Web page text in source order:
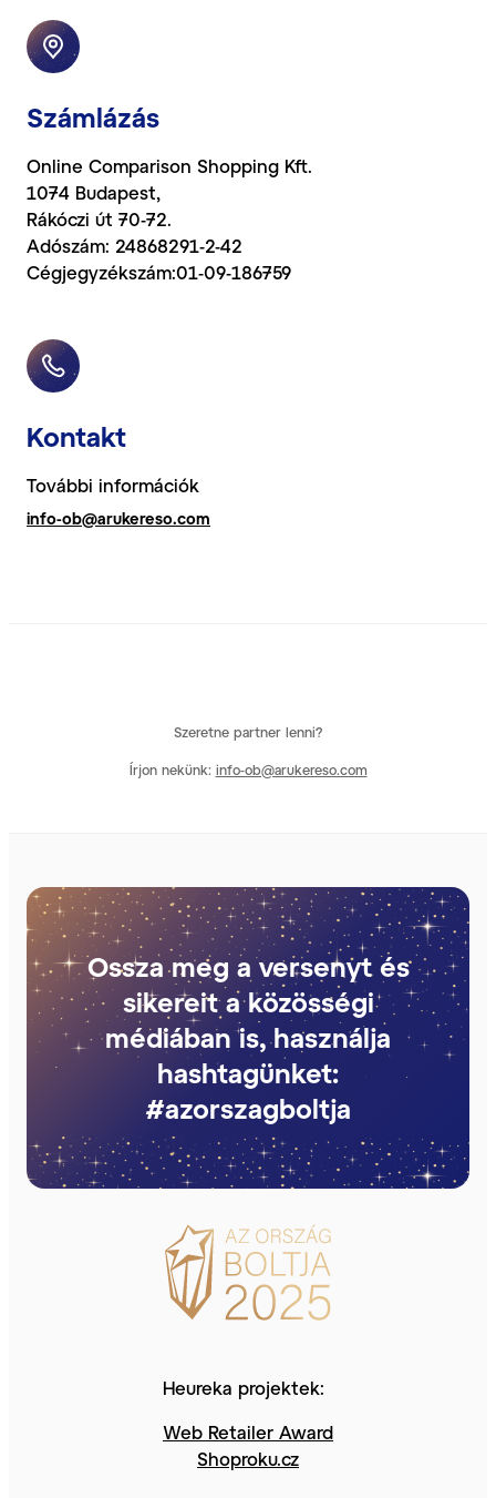
Számlázás
Online Comparison Shopping Kft.
1074 Budapest,
Rákóczi út 70-72.
Adószám: 24868291-2-42
Cégjegyzékszám:01-09-186759
Kontakt
További információk
info-ob@arukereso.com
Szeretne partner lenni?
Írjon nekünk: info-ob@arukereso.com
Ossza meg a versenyt és
sikereit a közösségi
médiában is, használja
hashtagünket:
#azorszagboltja
Heureka projektek:
Web Retailer Award
Shoproku.cz